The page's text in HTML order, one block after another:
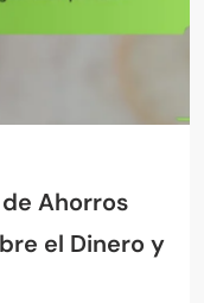
Ahorros
el Dinero y